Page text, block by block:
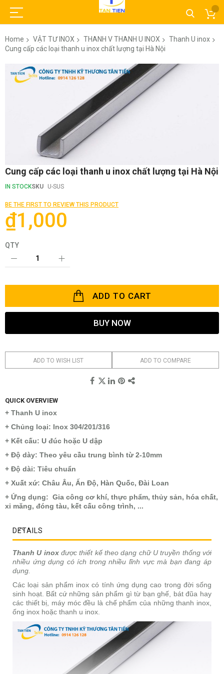
Home VẬT TƯ INOX THANH V THANH U INOX
Thanh U inox
Cung cấp các loại thanh u inox chất lượng tại Hà Nội
Skip
the
of
the
images
gallery
Cung cấp các loại thanh u inox chất lượng tại Hà Nội
IN STOCKSKU U-SUS
BE THE FIRST TO REVIEW THIS PRODUCT
₫1,000
QTY
ADD TO CART
BUY NOW
ADD TO WISH LIST ADD TO COMPARE
QUICK OVERVIEW
+ Thanh U inox
+ Chủng loại: Inox 304/201/316
+ Kết cấu: U đúc hoặc U dập
+ Độ dày: Theo yêu cầu trung bình từ 2-10mm
+ Độ dài: Tiêu chuẩn
+ Xuất xứ: Châu Âu, Ấn Độ, Hàn Quốc, Đài Loan
+ Ứng dụng: Gia công cơ khí, thực phẩm, thủy sản, hóa chất,
xi măng, đóng tàu, kết cấu công trình, ...
DETAILS
Thanh U inoxđược thiết kế theo dạng chữ U truyền thống với
nhiều ứng dụng có ích trong nhiều lĩnh vực mà bạn đang áp
dụng.
Các loại sản phẩm inox có tính ứng dụng cao trong đời sống
sinh hoạt. Bất cứ những sản phẩm gì từ bạn ghế, bát đũa hay
các thiết bị, máy móc đều là chế phẩm của những thanh inox,
ống inox hoặc thanh u inox.